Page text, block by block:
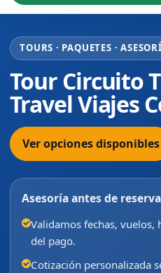
TOURS · PAQUETES ·
Tour Circuito
Travel Viajes
Ver opciones disponibles
Asesoría antes de
Validamos fechas, vuelos,
del pago.
Cotización personalizada